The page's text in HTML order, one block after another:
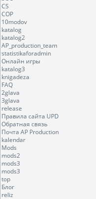
CS
COP
10modov
katalog
katalog2
AP_production_team
statistikaforadmin
Онлайн игры
katalog3
knigadeza
FAQ
2glava
3glava
release
Правила сайта UPD
Обратная связь
Почта AP Production
kalendar
Mods
mods2
mods3
mods3
top
Блог
reliz